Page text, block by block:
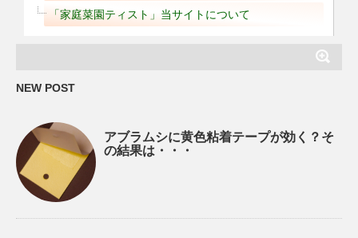
「家庭菜園ティスト」当サイトについて
NEW POST
アブラムシに黄色粘着テープが効く？そ
の結果は・・・